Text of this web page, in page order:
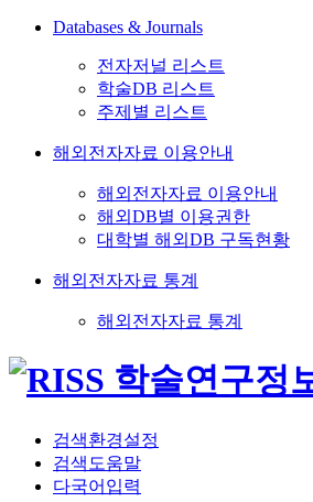
Databases & Journals
전자저널 리스트
학술DB 리스트
주제별 리스트
해외전자자료 이용안내
해외전자자료 이용안내
해외DB별 이용권한
대학별 해외DB 구독현황
해외전자자료 통계
해외전자자료 통계
검색환경설정
검색도움말
다국어입력